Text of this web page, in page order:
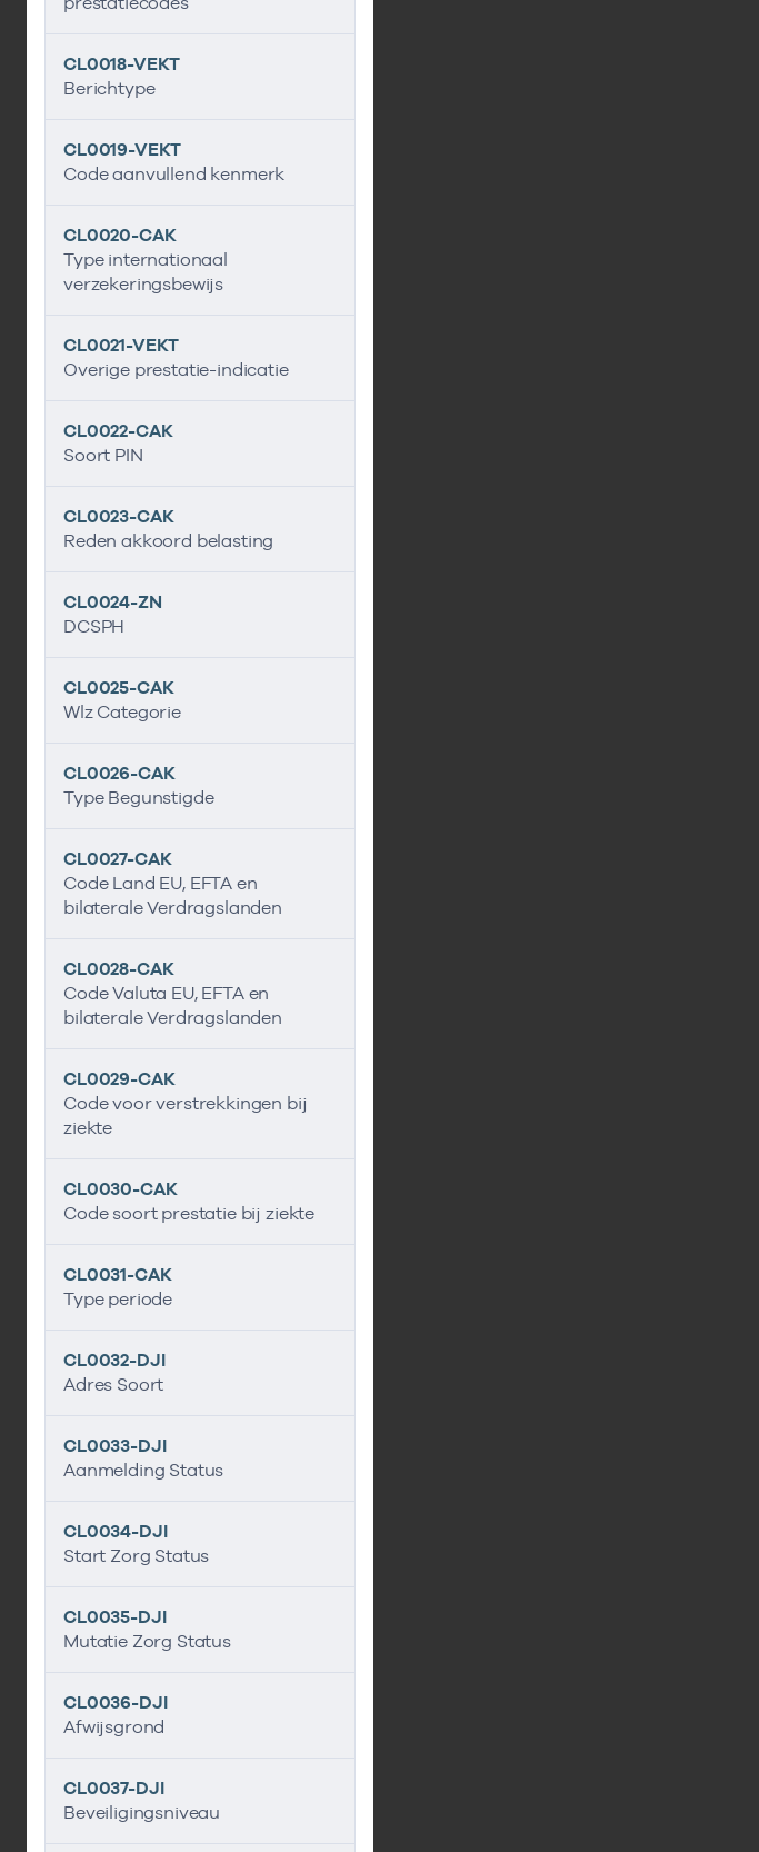
CL0018-VEKT
Berichtype
CL0019-VEKT
Code aanvullend kenmerk
CL0020-CAK
Type internationaal
verzekeringsbewijs
CL0021-VEKT
Overige prestatie-indicatie
CL0022-CAK
Soort PIN
CL0023-CAK
Reden akkoord belasting
CL0024-ZN
DCSPH
CL0025-CAK
Wlz Categorie
CL0026-CAK
Type Begunstigde
CL0027-CAK
Code Land EU, EFTA en
bilaterale Verdragslanden
CL0028-CAK
Code Valuta EU, EFTA en
bilaterale Verdragslanden
CL0029-CAK
Code voor verstrekkingen bij
ziekte
CL0030-CAK
Code soort prestatie bij ziekte
CL0031-CAK
Type periode
CL0032-DJI
Adres Soort
CL0033-DJI
Aanmelding Status
CL0034-DJI
Start Zorg Status
CL0035-DJI
Mutatie Zorg Status
CL0036-DJI
Afwijsgrond
CL0037-DJI
Beveiligingsniveau